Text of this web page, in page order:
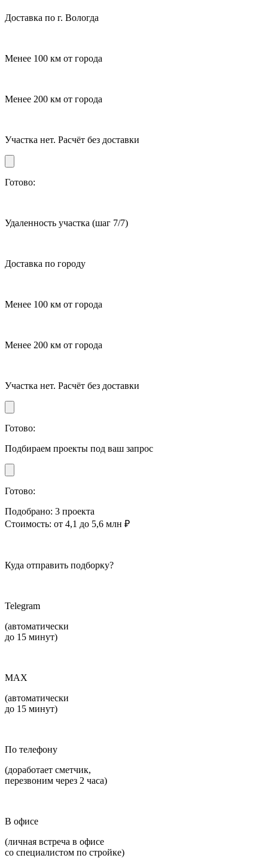
Доставка по г. Вологда
Менее 100 км от города
Менее 200 км от города
Участка нет. Расчёт без доставки
Готово:
Удаленность участка (шаг 7/7)
Доставка по городу
Менее 100 км от города
Менее 200 км от города
Участка нет. Расчёт без доставки
Готово:
Подбираем проекты под ваш запрос
Готово:
Подобрано: 3 проекта
Стоимость: от 4,1 до 5,6 млн ₽
Куда отправить подборку?
Telegram
(автоматически
до 15 минут)
MAX
(автоматически
до 15 минут)
По телефону
(доработает сметчик,
перезвоним через 2 часа)
В офисе
(личная встреча в офисе
со специалистом по стройке)